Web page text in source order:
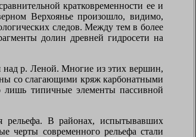
кратковременности ее и
Верхоянье произошло, видимо,
следов. Между тем в более
долин древней гидросети на
над р. Леной. Многие из этих вершин,
со слагающими кряж карбонатными
лишь типичные элементы пассивной
рельефа. В районах, испытывавших
черты современного рельефа стали